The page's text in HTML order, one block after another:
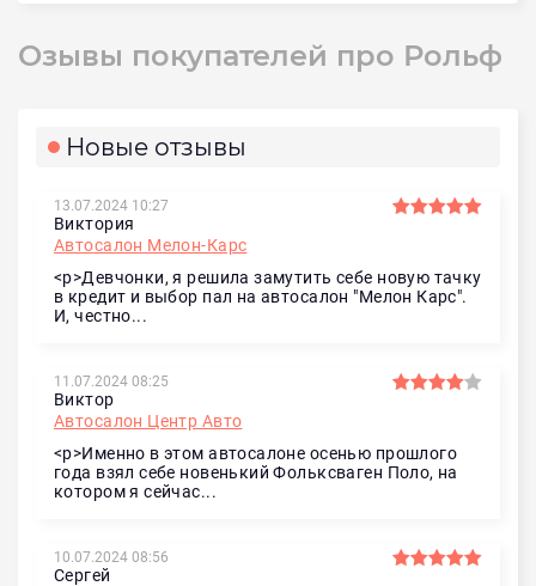
Озывы покупателей про Рольф
Новые отзывы
13.07.2024 10:27
Виктория
Автосалон Мелон-Карс
<p>Девчонки, я решила замутить себе новую тачку
в кредит и выбор пал на автосалон "Мелон Карс".
И, честно...
11.07.2024 08:25
Виктор
Автосалон Центр Авто
<p>Именно в этом автосалоне осенью прошлого
года взял себе новенький Фольксваген Поло, на
котором я сейчас...
10.07.2024 08:56
Сергей